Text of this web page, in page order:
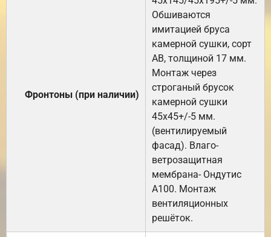
Фронтоны (при наличии)
Обшиваются
имитацией бруса
камерной сушки, сорт
АВ, толщиной 17 мм.
Монтаж через
строганый брусок
камерной сушки
45х45+/-5 мм.
(вентилируемый
фасад). Влаго-
ветрозащитная
мембрана- Ондутис
А100. Монтаж
вентиляционных
решёток.